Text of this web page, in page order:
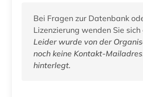
Bei Fragen zur Datenbank
Leider wurde von der
noch keine Kontakt-
hinterlegt.